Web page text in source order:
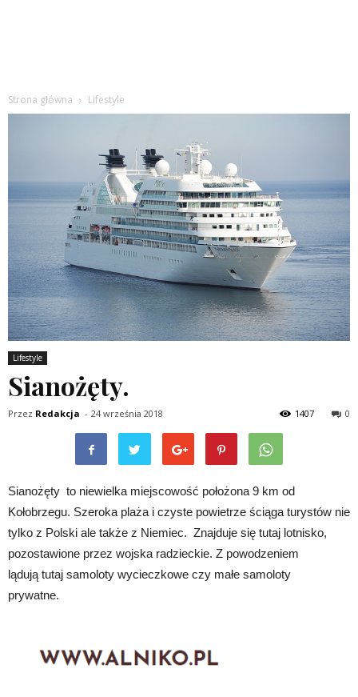
Strona główna Lifestyle
Lifestyle
Sianożęty.
Przez Redakcja - 24 września 2018 0
1407
Sianożęty to niewielka miejscowość położona 9 km od
Kołobrzegu. Szeroka plaża i czyste powietrze ściąga turystów nie
tylko z Polski ale także z Niemiec. Znajduje się tutaj lotnisko,
pozostawione przez wojska radzieckie. Z powodzeniem
lądują tutaj samoloty wycieczkowe czy małe samoloty
prywatne.